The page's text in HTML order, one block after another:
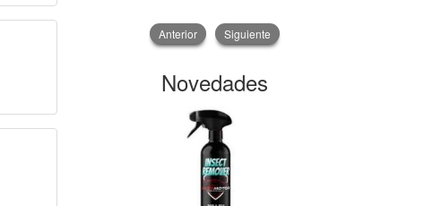
Anterior Siguiente
Novedades